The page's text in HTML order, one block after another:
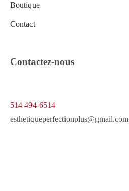
Boutique
Contact
Contactez-nous
514 494-6514
esthetiqueperfectionplus@gmail.com